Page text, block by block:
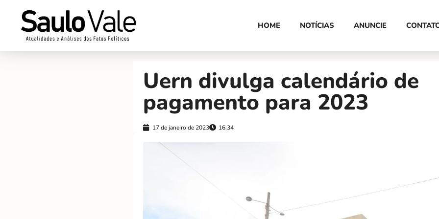
HOME NOTÍCIAS ANUNCIE
Uern divulga calendário de
pagamento para 2023
17 de janeiro de 2023 16:34